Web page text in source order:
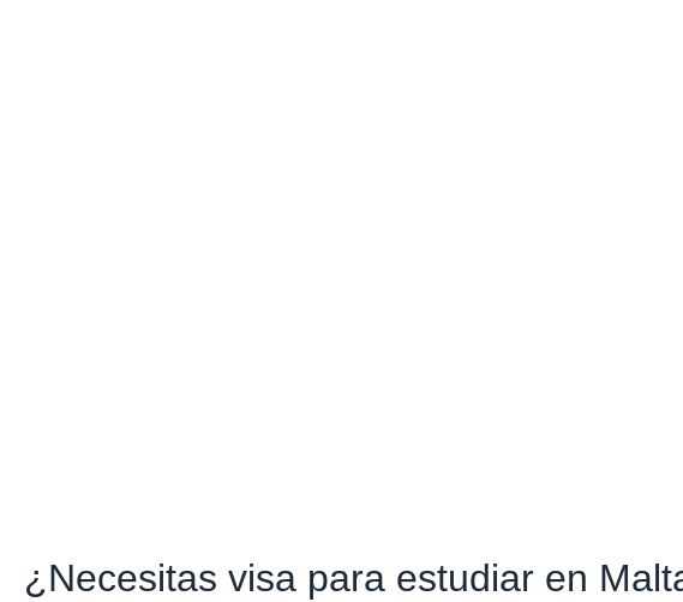
¿Necesitas visa para estudiar en